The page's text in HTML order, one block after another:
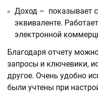
Доход – показывает
эквиваленте.
электронной
Благодаря отчету
запросы и ключевики,
другое. Очень удобно
были учтены при